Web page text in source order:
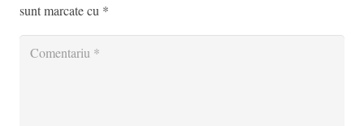
sunt marcate cu *